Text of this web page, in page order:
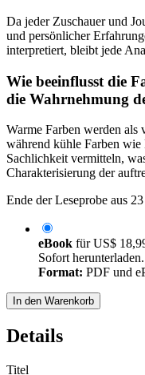
Da jeder Zuschauer und
und persönlicher
interpretiert, bleibt jede
Wie beeinflusst die
die Wahrnehmung
Warme Farben werden als
während kühle Farben
Sachlichkeit vermitteln,
Charakterisierung der
Ende der Leseprobe aus
eBook fürUS$
Sofort
Format: PDF und
In den Warenkorb
Details
Titel